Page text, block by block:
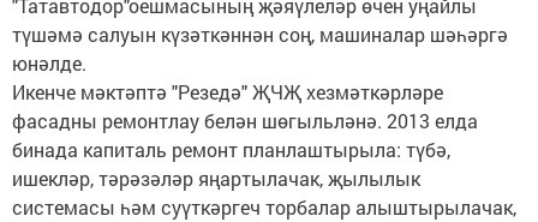
"Татавтодор"оешмасының җәяүлеләр өчен уңайлы
түшәмә салуын күзәткәннән соң, машиналар шәһәргә
юнәлде.
Икенче мәктәптә "Резедә" ҖЧҖ хезмәткәрләре
фасадны ремонтлау белән шөгыльләнә. 2013 елда
бинада капиталь ремонт планлаштырыла: түбә,
ишекләр, тәрәзәләр яңартылачак, җылылык
системасы һәм суүткәргеч торбалар алыштырылачак,